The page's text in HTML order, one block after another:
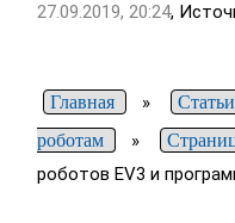
27.09.2019, 20:24,
Главная » Статьи
роботам
»
роботов EV3 и